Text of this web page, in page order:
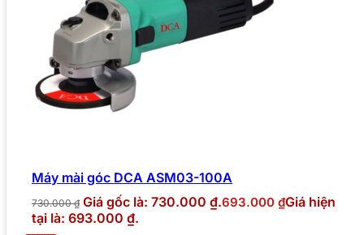
Máy mài góc DCA ASM03-100A
730.000₫ Giá gốc là: 730.000 ₫.693.000 ₫Giá hiện
tại là: 693.000 ₫.